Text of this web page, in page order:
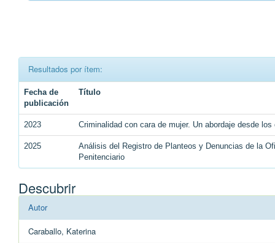
Resultados por ítem:
Fecha de
publicación
Título
2023 Criminalidad con cara de mujer. Un abordaje desde
2025
Análisis del Registro de Planteos y Denuncias de la
Penitenciario
Descubrir
Autor
Caraballo, Katerina